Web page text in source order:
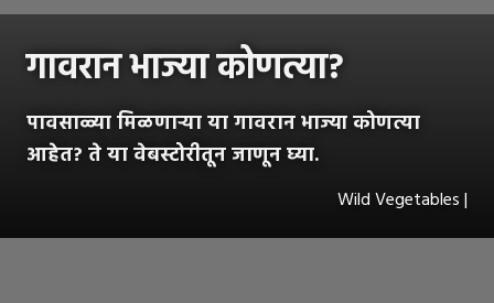
गावरान भाज्या कोणत्या?
पावसाळ्या मिळणाऱ्या या गावरान भाज्या कोणत्या
आहेत? ते या वेबस्टोरीतून जाणून घ्या.
Wild Vegetables |